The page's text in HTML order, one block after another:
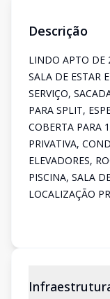
Descrição
LINDO APTO DE
SALA DE ESTAR
SERVIÇO,
PARA SPLIT,
COBERTA PARA
PRIVATIVA,
ELEVADORES,
PISCINA, SALA
LOCALIZAÇÃO